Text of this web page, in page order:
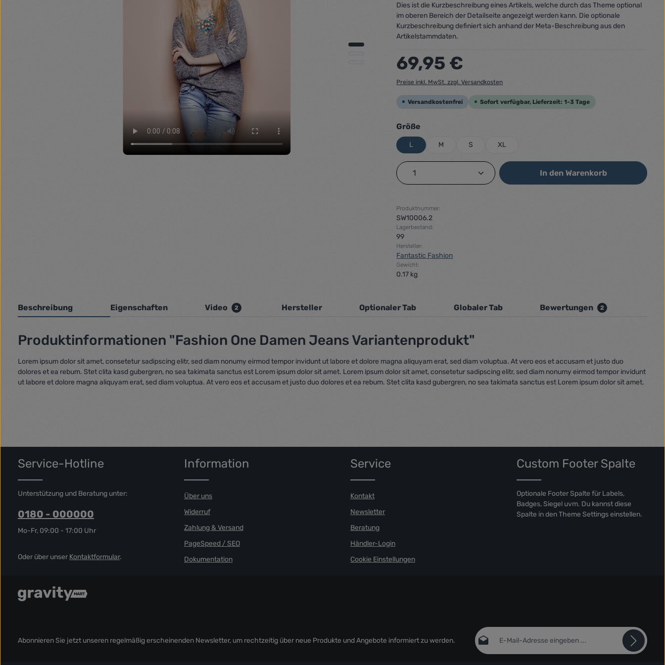
Dies ist die Kurzbeschreibung eines Artikels, welche durch das Theme optional
im oberen Bereich der Detailseite angezeigt werden kann. Die optionale
Kurzbeschreibung definiert sich anhand der Meta-Beschreibung aus den
Artikelstammdaten.
Regulärer Preis:
69,95 €
Preise inkl. MwSt. zzgl. Versandkosten
Versandkostenfrei Sofort verfügbar, Lieferzeit: 1-3 Tage
Größe
L M S XL
Produkt Anzahl: Gib den gewünschten Wert ein
In den Warenkorb
Produktnummer:
SW10006.2
Lagerbestand:
99
Hersteller:
Fantastic Fashion
Gewicht:
0.17 kg
Beschreibung Eigenschaften Video 2 Hersteller Optionaler Tab Globaler Tab Bewertungen 2
Produktinformationen "Fashion One Damen Jeans Variantenprodukt"
Lorem ipsum dolor sit amet, consetetur sadipscing elitr, sed diam nonumy eirmod tempor invidunt ut labore et dolore magna aliquyam erat, sed diam voluptua. At vero eos et accusam et justo duo
dolores et ea rebum. Stet clita kasd gubergren, no sea takimata sanctus est Lorem ipsum dolor sit amet. Lorem ipsum dolor sit amet, consetetur sadipscing elitr, sed diam nonumy eirmod tempor invidunt
ut labore et dolore magna aliquyam erat, sed diam voluptua. At vero eos et accusam et justo duo dolores et ea rebum. Stet clita kasd gubergren, no sea takimata sanctus est Lorem ipsum dolor sit amet.
Service-Hotline
Unterstützung und Beratung unter:
0180 - 000000
Mo-Fr, 09:00 - 17:00 Uhr
Oder über unser Kontaktformular.
Information
Über uns
Widerruf
Zahlung & Versand
PageSpeed / SEO
Dokumentation
Service
Kontakt
Newsletter
Beratung
Händler-Login
Cookie Einstellungen
Custom Footer Spalte
Optionale Footer Spalte für Labels,
Badges, Siegel uvm. Du kannst diese
Spalte in den Theme Settings einstellen.
Abonnieren Sie jetzt unseren regelmäßig erscheinenden Newsletter, um rechtzeitig über neue Produkte und Angebote informiert zu werden.
E-Mail-Adresse*